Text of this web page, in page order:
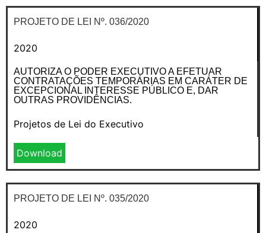
PROJETO DE LEI Nº. 036/2020
2020
AUTORIZA O PODER EXECUTIVO A EFETUAR
CONTRATAÇÕES TEMPORÁRIAS EM CARÁTER DE
EXCEPCIONAL INTERESSE PÚBLICO E, DAR
OUTRAS PROVIDÊNCIAS.
Projetos de Lei do Executivo
Download
PROJETO DE LEI Nº. 035/2020
2020